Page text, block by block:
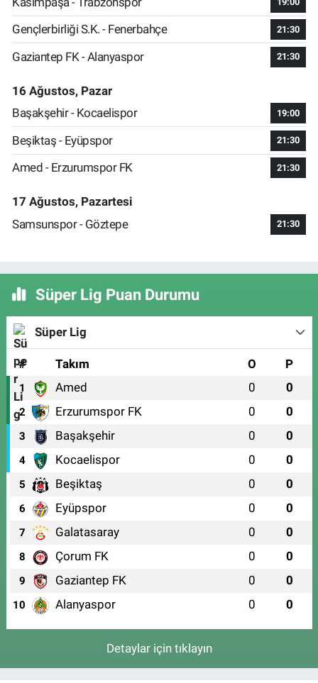
Gençlerbirliği S.K. - Fenerbahçe 21:30
Gaziantep FK - Alanyaspor 21:30
16 Ağustos, Pazar
Başakşehir - Kocaelispor
19:00
Beşiktaş - Eyüpspor 21:30
Amed - Erzurumspor FK 21:30
17 Ağustos, Pazartesi
Samsunspor - Göztepe
21:30
Süper Lig Puan Durumu
Süper Lig
# Takım O P
1 Amed 0 0
2 Erzurumspor FK 0 0
3 Başakşehir 0 0
4 Kocaelispor 0 0
5 Beşiktaş 0 0
6 Eyüpspor 0 0
7 Galatasaray 0 0
8 Çorum FK 0 0
9 Gaziantep FK 0 0
10 Alanyaspor 0 0
Detaylar için tıklayın